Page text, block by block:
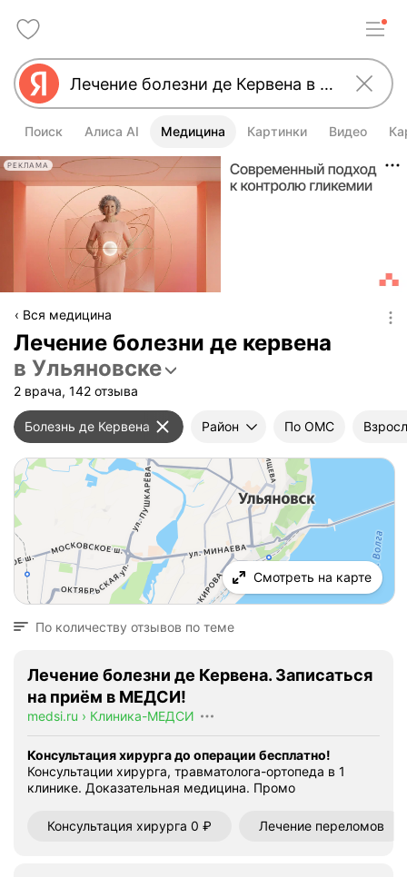
Поиск Алиса AI Медицина Картинки Видео
РЕКЛАМА
Вся медицина
Лечение болезни де кервена
в Ульяновске
2 врача, 142 отзыва
Болезнь де Кервена Район По ОМС
Смотреть на карте
По количеству отзывов по теме
Лечение болезни де Кервена. Записаться
на приём в МЕДСИ!
medsi.ru › Клиника-МЕДСИ
Консультация хирурга до операции бесплатно!
Консультации хирурга, травматолога-ортопеда в 1
клинике. Доказательная медицина. Промо
Консультация хирурга 0 ₽ Лечение переломов